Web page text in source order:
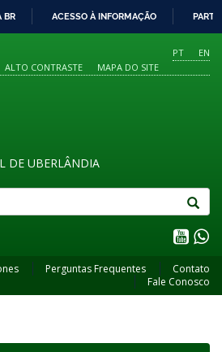
O
CONTEÚDO
BR ACESSO À INFORMAÇÃO
PT
EN
ALTO CONTRASTE MAPA DO SITE
DE UBERLÂNDIA
Perguntas Frequentes
Contato
Fale Conosco